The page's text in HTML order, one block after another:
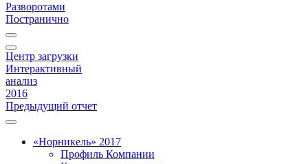
Разворотами
Постранично
Центр загрузки
Интерактивный
анализ
2016
Предыдущий отчет
«Норникель» 2017
Профиль Компании